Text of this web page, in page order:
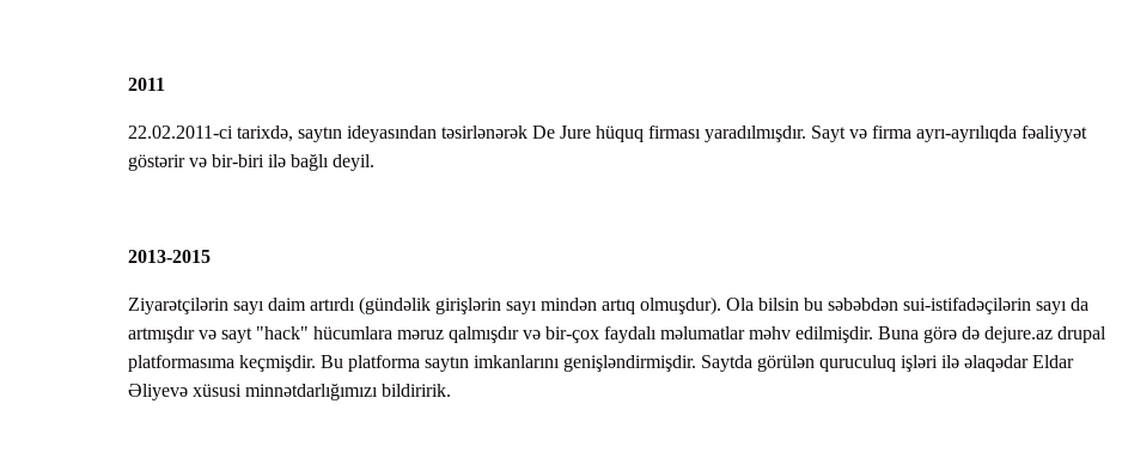
2011
22.02.2011-ci tarixdə, saytın ideyasından təsirlənərək De Jure hüquq firması yaradılmışdır. Sayt və firma ayrı-ayrılıqda fəaliyyət
göstərir və bir-biri ilə bağlı deyil.
2013-2015
Ziyarətçilərin sayı daim artırdı (gündəlik girişlərin sayı mindən artıq olmuşdur). Ola bilsin bu səbəbdən sui-istifadəçilərin sayı da
artmışdır və sayt "hack" hücumlara məruz qalmışdır və bir-çox faydalı məlumatlar məhv edilmişdir. Buna görə də dejure.az drupal
platformasıma keçmişdir. Bu platforma saytın imkanlarını genişləndirmişdir. Saytda görülən quruculuq işləri ilə əlaqədar Eldar
Əliyevə xüsusi minnətdarlığımızı bildiririk.